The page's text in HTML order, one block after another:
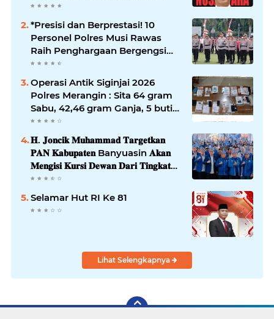
*Presisi dan Berprestasi! 10
Personel Polres Musi Rawas
Raih Penghargaan Bergengsi
dari Kapolda Sumsel*
Operasi Antik Siginjai 2026
Polres Merangin : Sita 64 gram
Sabu, 42,46 gram Ganja, 5 butir
extasi, dan Amankan 21 Orang
Tersangka
𝐇. 𝐉𝐨𝐧𝐜𝐢𝐤 𝐌𝐮𝐡𝐚𝐦𝐦𝐚𝐝 𝐓𝐚𝐫𝐠𝐞𝐭𝐤𝐚𝐧
𝐏𝐀𝐍 𝐊𝐚𝐛𝐮𝐩𝐚𝐭𝐞𝐧 Banyuasin 𝐀𝐤𝐚𝐧
𝐌𝐞𝐧𝐠𝐢𝐬𝐢 𝐊𝐮𝐫𝐬𝐢 𝐃𝐞𝐰𝐚𝐧 𝐃𝐚𝐫𝐢 𝐓𝐢𝐧𝐠𝐤𝐚𝐭
𝐃𝐏𝐑 𝐃𝐚𝐞𝐫𝐚𝐡 𝐇𝐢𝐧𝐠𝐠𝐚 𝐃𝐏𝐑-𝐑𝐈
Selamar Hut RI Ke 81
Lihat Selengkapnya